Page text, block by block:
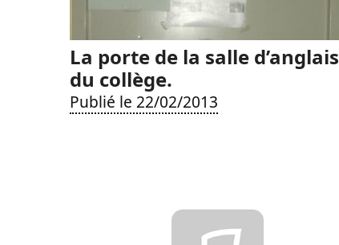
La porte de la salle d’anglais
du collège.
Publié le 22/02/2013